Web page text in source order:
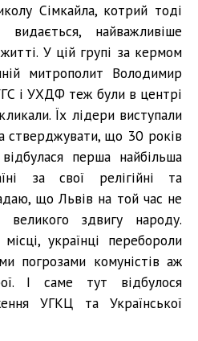
Сімкайла, котрий тоді
найважливіше
У цій групі за кермом
митрополит Володимир
і УХДФ теж були в центрі
Їх лідери виступали
стверджувати, що 30 років
перша найбільша
за свої релігійні та
що Львів на той час не
великого здвигу народу.
українці перебороли
погрозами комуністів аж
І саме тут відбулося
УГКЦ та Української